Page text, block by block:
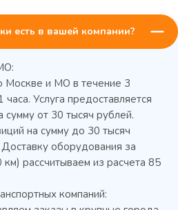
КР-5/5
есть в вашей компании?
Москве и МО в течение 3
Услуга предоставляется
сумму от 30 тысяч рублей.
на сумму до 30 тысяч
оборудования за
рассчитываем из расчета 85
компаний: